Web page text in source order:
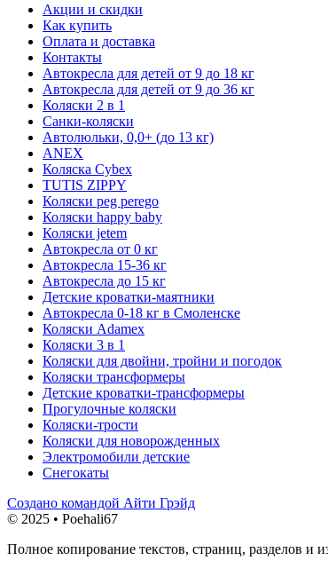
Акции и скидки
Как купить
Оплата и доставка
Контакты
Автокресла для детей от 9 до 18 кг
Автокресла для детей от 9 до 36 кг
Коляски 2 в 1
Санки-коляски
Автолюльки, 0,0+ (до 13 кг)
ANEX
Коляска Cybex
TUTIS ZIPPY
Коляски peg perego
Коляски happy baby
Коляски jetem
Автокресла от 0 кг
Автокресла 15-36 кг
Автокресла до 15 кг
Детские кроватки-маятники
Автокресла 0-18 кг в Смоленске
Коляски Adamex
Коляски 3 в 1
Коляски для двойни, тройни и погодок
Коляски трансформеры
Детские кроватки-трансформеры
Прогулочные коляски
Коляски-трости
Коляски для новорожденных
Электромобили детские
Снегокаты
Создано командой Айти Грэйд
© 2025 • Poehali67
Полное копирование текстов, страниц, разделов и